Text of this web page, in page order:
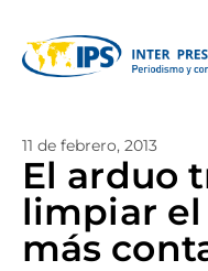
11 de febrero, 2013
El arduo
limpiar
más